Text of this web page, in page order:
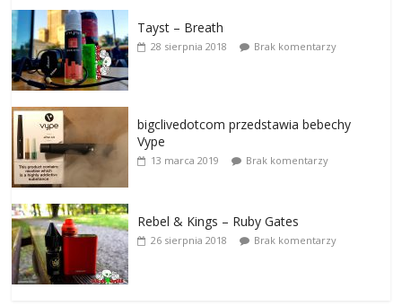
Tayst – Breath
28 sierpnia 2018 Brak komentarzy
bigclivedotcom przedstawia bebechy
Vype
13 marca 2019 Brak komentarzy
Rebel & Kings – Ruby Gates
26 sierpnia 2018 Brak komentarzy